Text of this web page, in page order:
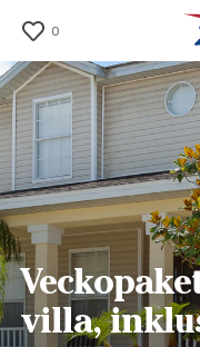
0
villa,